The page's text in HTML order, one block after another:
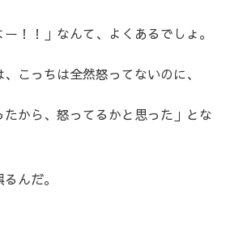
！！」なんて、よくあるでしょ。
こっちは全然怒ってないのに、
たから、怒ってるかと思った」とな
んだ。